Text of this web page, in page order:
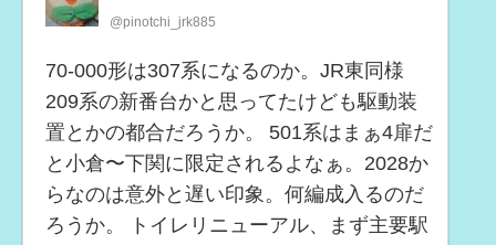
@pinotchi_jrk885
70-000形は307系になるのか。JR東同様
209系の新番台かと思ってたけども駆動装
置とかの都合だろうか。 501系はまぁ4扉だ
と小倉〜下関に限定されるよなぁ。2028か
らなのは意外と遅い印象。何編成入るのだ
ろうか。 トイレリニューアル、まず主要駅